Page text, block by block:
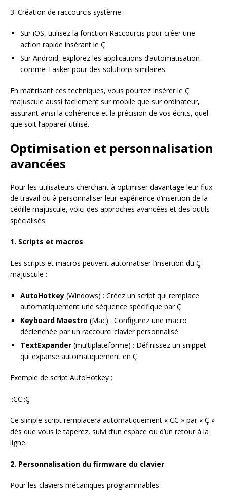
3. Création de raccourcis système :
Sur iOS, utilisez la fonction Raccourcis pour créer une
action rapide insérant le Ç
Sur Android, explorez les applications d’automatisation
comme Tasker pour des solutions similaires
En maîtrisant ces techniques, vous pourrez insérer le Ç
majuscule aussi facilement sur mobile que sur ordinateur,
assurant ainsi la cohérence et la précision de vos écrits, quel
que soit l’appareil utilisé.
Optimisation et personnalisation
avancées
Pour les utilisateurs cherchant à optimiser davantage leur flux
de travail ou à personnaliser leur expérience d’insertion de la
cédille majuscule, voici des approches avancées et des outils
spécialisés.
1. Scripts et macros
Les scripts et macros peuvent automatiser l’insertion du Ç
majuscule :
AutoHotkey (Windows) : Créez un script qui remplace
automatiquement une séquence spécifique par Ç
Keyboard Maestro (Mac) : Configurez une macro
déclenchée par un raccourci clavier personnalisé
TextExpander (multiplateforme) : Définissez un snippet
qui expanse automatiquement en Ç
Exemple de script AutoHotkey :
::CC::Ç
Ce simple script remplacera automatiquement « CC » par « Ç »
dès que vous le taperez, suivi d’un espace ou d’un retour à la
ligne.
2. Personnalisation du firmware du clavier
Pour les claviers mécaniques programmables :